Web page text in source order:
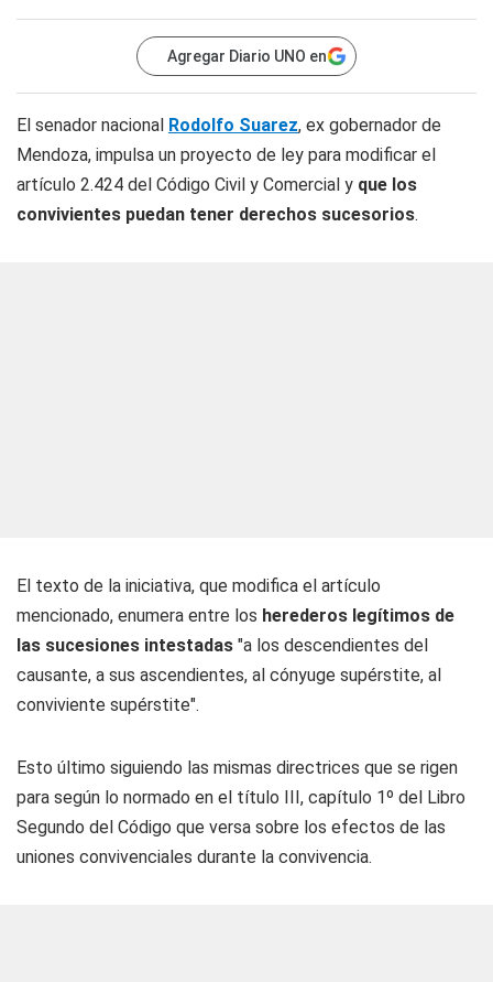
Agregar Diario UNO en
El senador nacional Rodolfo Suarez, ex gobernador de
Mendoza, impulsa un proyecto de ley para modificar el
artículo 2.424 del Código Civil y Comercial y que los
convivientes puedan tener derechos sucesorios.
El texto de la iniciativa, que modifica el artículo
mencionado, enumera entre los herederos legítimos de
las sucesiones intestadas "a los descendientes del
causante, a sus ascendientes, al cónyuge supérstite, al
conviviente supérstite".
Esto último siguiendo las mismas directrices que se rigen
para según lo normado en el título III, capítulo 1º del Libro
Segundo del Código que versa sobre los efectos de las
uniones convivenciales durante la convivencia.